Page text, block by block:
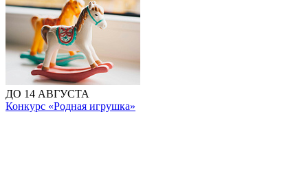
ДО 14 АВГУСТА
Конкурс «Родная игрушка»